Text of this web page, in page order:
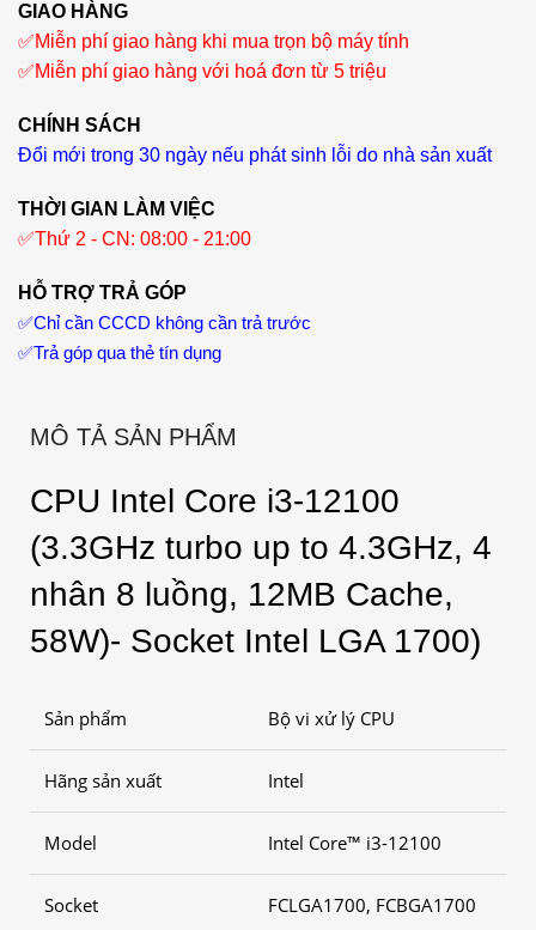
GIAO HÀNG
✅Miễn phí giao hàng khi mua trọn bộ máy tính
✅Miễn phí giao hàng với hoá đơn từ 5 triệu
CHÍNH SÁCH
Đổi mới trong 30 ngày nếu phát sinh lỗi do nhà sản xuất
THỜI GIAN LÀM VIỆC
✅Thứ 2 - CN: 08:00 - 21:00
HỖ TRỢ TRẢ GÓP
✅Chỉ cần CCCD không cần trả trước
✅Trả góp qua thẻ tín dụng
MÔ TẢ SẢN PHẨM
CPU Intel Core i3-12100
(3.3GHz turbo up to 4.3GHz, 4
nhân 8 luồng, 12MB Cache,
58W)- Socket Intel LGA 1700)
Sản phẩm Bộ vi xử lý CPU
Hãng sản xuất Intel
Model Intel Core™ i3-12100
Socket FCLGA1700, FCBGA1700